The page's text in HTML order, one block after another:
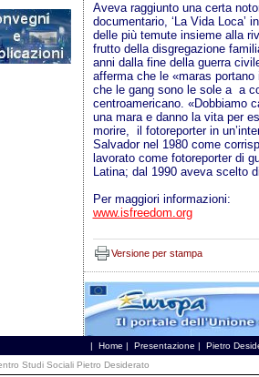
Aveva raggiunto una certa
documentario, ‘La Vida Loca’
delle più temute insieme alla
frutto della disgregazione
anni dalla fine della guerra
afferma che le «maras
che le gang sono le sole a a
centroamericano. «Dobbiamo
una mara e danno la vita per
morire, il fotoreporter in
Salvador nel 1980 come
lavorato come fotoreporter di
Latina; dal 1990 aveva scelto
Per maggiori informazioni:
www.isfreedom.org
Versione per stampa
| Home | Presentazione |
Pietro
Studi Sociali Pietro Desiderato